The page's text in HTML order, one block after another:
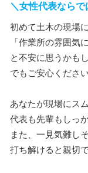
＼女性代表なら
初めて土木の現場
「作業所の雰囲気
と不安に思うかも
でもご安心ください
あなたが現場にス
代表も先輩もしっ
また、一見気難し
打ち解けると親切